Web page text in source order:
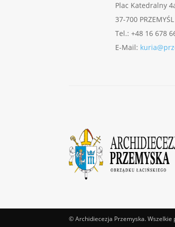
Plac Katedralny
37-700 PRZEMYŚL
Tel.: +48 16 678
E-Mail:
© Archidiecezja Przemyska. Wszelkie